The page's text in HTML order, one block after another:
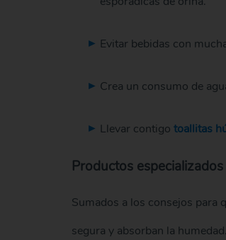
Evitar bebidas con
Crea un consumo de
Llevar contigo toallitas
Productos
Sumados a los consejos para
segura y absorban la